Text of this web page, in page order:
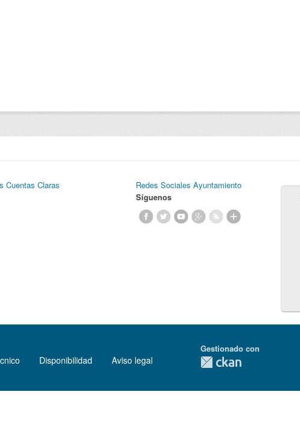
Cuentas Claras
Redes Sociales Ayuntamiento
Síguenos
Disponibilidad Aviso legal
Gestionado con